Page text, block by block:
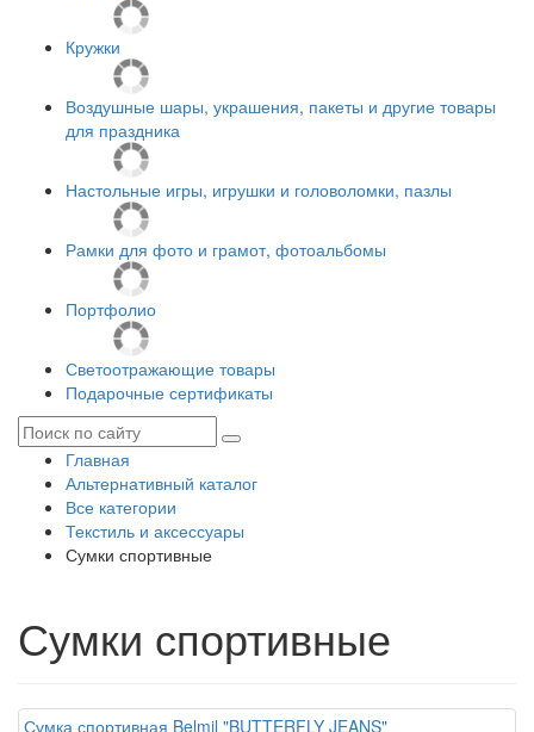
Кружки
Воздушные шары, украшения, пакеты и другие товары
для праздника
Настольные игры, игрушки и головоломки, пазлы
Рамки для фото и грамот, фотоальбомы
Портфолио
Светоотражающие товары
Подарочные сертификаты
Главная
Альтернативный каталог
Все категории
Текстиль и аксессуары
Сумки спортивные
Сумки спортивные
Сумка спортивная Belmil "BUTTERFLY JEANS"